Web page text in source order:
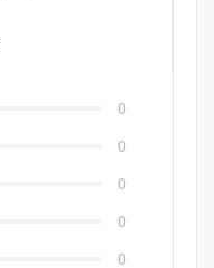
0
0
0
0
0